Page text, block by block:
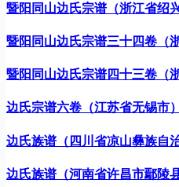
暨阳同山边氏宗谱（浙江省绍
暨阳同山边氏宗谱三十四卷（
暨阳同山边氏宗谱四十三卷（
边氏宗谱六卷（江苏省无锡市）
边氏族谱（四川省凉山彝族自
边氏族谱（河南省许昌市鄢陵县